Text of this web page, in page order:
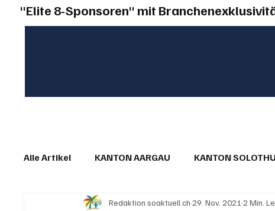
"Elite 8-Sponsoren" mit
Alle Artikel KANTON AARGAU KANTON
IN EIGENER SACHE KOMMENTARE
Redaktion soaktuell.ch 29. Nov. 2021 2 Min.